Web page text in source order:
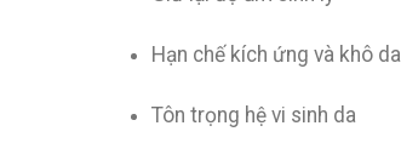
Hạn chế kích ứng và khô da
Tôn trọng hệ vi sinh da